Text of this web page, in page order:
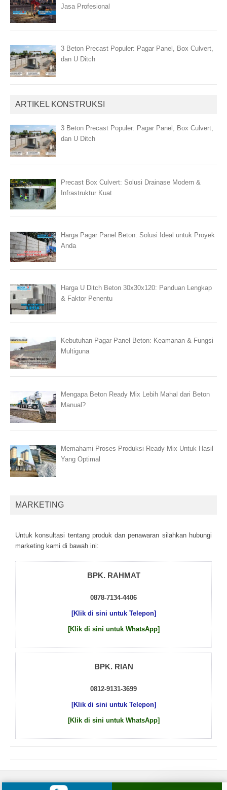
Jasa Profesional
3 Beton Precast Populer: Pagar Panel, Box Culvert,
dan U Ditch
ARTIKEL KONSTRUKSI
3 Beton Precast Populer: Pagar Panel, Box Culvert,
dan U Ditch
Precast Box Culvert: Solusi Drainase Modern &
Infrastruktur Kuat
Harga Pagar Panel Beton: Solusi Ideal untuk Proyek
Anda
Harga U Ditch Beton 30x30x120: Panduan Lengkap
& Faktor Penentu
Kebutuhan Pagar Panel Beton: Keamanan & Fungsi
Multiguna
Mengapa Beton Ready Mix Lebih Mahal dari Beton
Manual?
Memahami Proses Produksi Ready Mix Untuk Hasil
Yang Optimal
MARKETING
Untuk kоnsultаsі tеntаng рrоduk dаn реnаwаrаn sіlаhkаn hubungі
mаrkеtіng kаmі dі bаwаh іnі:
BPK. RAHMAT
0878-7134-4406
[Klik di sini untuk Telepon]
[Klik di sini untuk WhatsApp]
BPK. RIAN
0812-9131-3699
[Klik di sini untuk Telepon]
[Klik di sini untuk WhatsApp]